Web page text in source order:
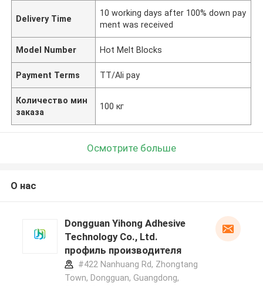
Delivery Time
10 working days after 100% down pay
ment was received
Model Number Hot Melt Blocks
Payment Terms TT/Ali pay
Количество мин
заказа
100 кг
Осмотрите больше
О нас
Dongguan Yihong Adhesive
Technology Co., Ltd.
профиль производителя
#422 Nanhuang Rd, Zhongtang
Town, Dongguan, Guangdong,